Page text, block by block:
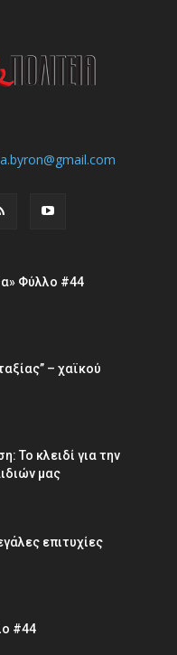
Φύλλο #44
– χαϊκού
Το κλειδί για την
µας
επιτυχίες
#44